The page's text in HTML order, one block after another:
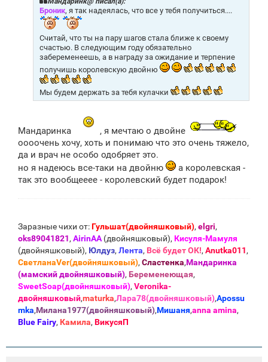
Броник, я так надеялась, что все у тебя получиться....
Считай, что ты на пару шагов стала ближе к своему
счастью. В следующим году обязательно
забеременеешь, а в награду за ожидание и терпение
получишь королевскую двойню
Мы будем держать за тебя кулачки
Мандаринка
, я мечтаю о двойне
оооочень хочу, хоть и понимаю что это очень тяжело,
да и врач не особо одобряет это.
но я надеюсь все-таки на двойню
а королевская -
так это вообщееее - королевский будет подарок!
Заразные чихи от:Гульшат(двойняшковый), elgri,
oks89041821, AirinAA(двойняшковый), Кисуля-Мамуля
(двойняшковый), Юлдуз, Лента, Всё будет ОК!, Anutka011,
СветланаVer(двойняшковый), Сластенка,Мандаринка
(мамский двойняшковый), Беременеющая,
SweetSoap(двойняшковый), Veronika-
двойняшковый,maturka,Лара78(двойняшковый),Apossu
mka,Милана1977(двойняшковый),Мишаня,anna amina,
Blue Fаiry, Камила, ВикусяП